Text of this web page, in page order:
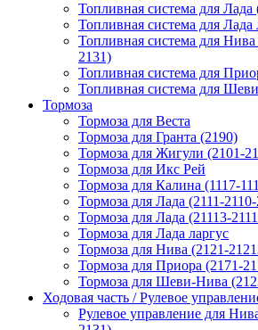
Топливная система для Лада
Топливная система для Лада
Топливная система для
2131)
Топливная система для
Топливная система для
Тормоза
Тормоза для Веста
Тормоза для Гранта (2190)
Тормоза для Жигули (2101-
Тормоза для Икс Рей
Тормоза для Калина (1117-
Тормоза для Лада (2111-
Тормоза для Лада (21113-
Тормоза для Лада ларгус
Тормоза для Нива (2121-
Тормоза для Приора (2171-
Тормоза для Шеви-Нива
Ходовая часть / Рулевое
Рулевое управление для